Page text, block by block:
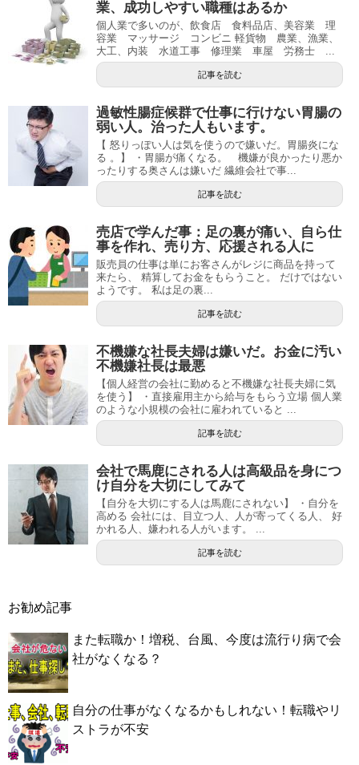
業、成功しやすい職種はあるか
個人業で多いのが、飲食店 食料品店、美容業 理
容業 マッサージ コンビニ 軽貨物 農業、漁業、
大工、内装 水道工事 修理業 車屋 労務士 ...
記事を読む
過敏性腸症候群で仕事に行けない胃腸の
弱い人。治った人もいます。
【 怒りっぽい人は気を使うので嫌いだ。胃腸炎にな
る 。】 ・胃腸が痛くなる。 機嫌が良かったり悪か
ったりする奥さんは嫌いだ 繊維会社で事...
記事を読む
売店で学んだ事：足の裏が痛い、自ら仕
事を作れ、売り方、応援される人に
販売員の仕事は単にお客さんがレジに商品を持って
来たら、 精算してお金をもらうこと。 だけではない
ようです。 私は足の裏...
記事を読む
不機嫌な社長夫婦は嫌いだ。お金に汚い
不機嫌社長は最悪
【個人経営の会社に勤めると不機嫌な社長夫婦に気
を使う】 ・直接雇用主から給与をもらう立場 個人業
のような小規模の会社に雇われていると ...
記事を読む
会社で馬鹿にされる人は高級品を身につ
け自分を大切にしてみて
【自分を大切にする人は馬鹿にされない】 ・自分を
高める 会社には、目立つ人、人が寄ってくる人、 好
かれる人、嫌われる人がいます。 ...
記事を読む
お勧め記事
また転職か！増税、台風、今度は流行り病で会
社がなくなる？
自分の仕事がなくなるかもしれない！転職やリ
ストラが不安